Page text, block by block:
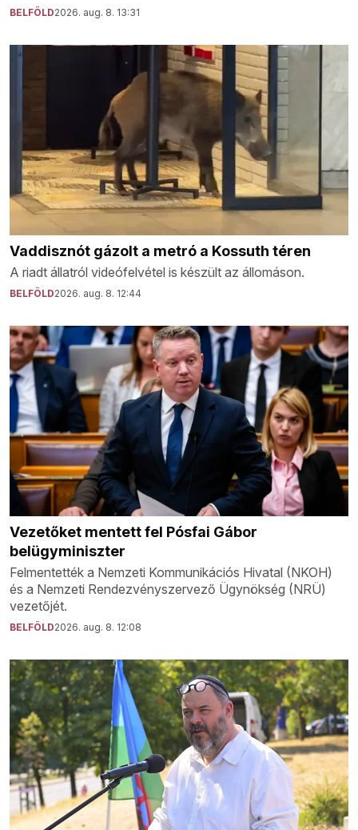
BELFÖLD2026. aug. 8. 13:31
Vaddisznót gázolt a metró a Kossuth téren
A riadt állatról videófelvétel is készült az állomáson.
BELFÖLD2026. aug. 8. 12:44
Vezetőket mentett fel Pósfai Gábor
belügyminiszter
Felmentették a Nemzeti Kommunikációs Hivatal (NKOH)
és a Nemzeti Rendezvényszervező Ügynökség (NRÜ)
vezetőjét.
BELFÖLD2026. aug. 8. 12:08